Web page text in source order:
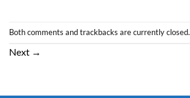
Both comments and trackbacks are currently closed.
Next →